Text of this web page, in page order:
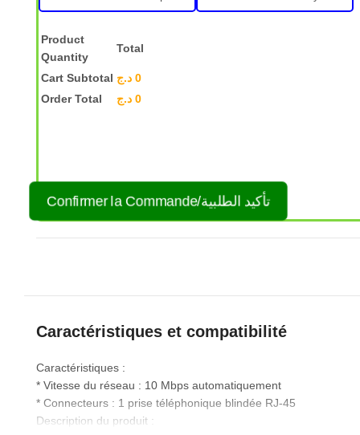
Product
Quantity
Total
Cart Subtotal 0 د.ج
Order Total
0 د.ج
Confirmer la Commande/تأكيد الطلبية
Caractéristiques et compatibilité
Caractéristiques :
* Vitesse du réseau : 10 Mbps automatiquement
* Connecteurs : 1 prise téléphonique blindée RJ-45
Description du produit :